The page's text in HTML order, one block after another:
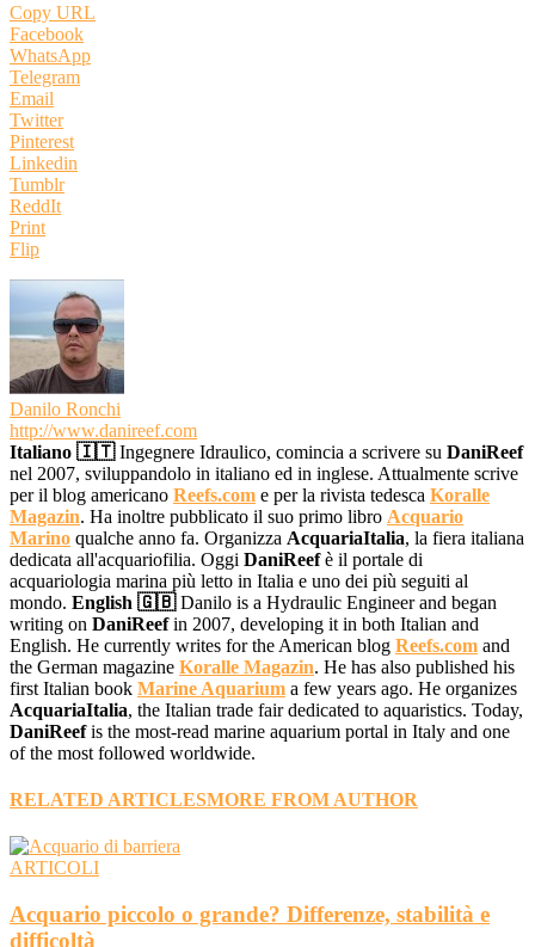
Copy URL
Facebook
WhatsApp
Telegram
Email
Twitter
Pinterest
Linkedin
Tumblr
ReddIt
Print
Flip
Danilo Ronchi
http://www.danireef.com
Italiano 🇮🇹Ingegnere Idraulico, comincia a scrivere su DaniReef
nel 2007, sviluppandolo in italiano ed in inglese. Attualmente scrive
per il blog americano Reefs.com e per la rivista tedesca Koralle
Magazin. Ha inoltre pubblicato il suo primo libro Acquario
Marino qualche anno fa. Organizza AcquariaItalia, la fiera italiana
dedicata all'acquariofilia. Oggi DaniReefè il portale di
acquariologia marina più letto in Italia e uno dei più seguiti al
mondo. English 🇬🇧Danilo is a Hydraulic Engineer and began
writing on DaniReefin 2007, developing it in both Italian and
English. He currently writes for the American blog Reefs.com and
the German magazine Koralle Magazin. He has also published his
first Italian book Marine Aquarium a few years ago. He organizes
AcquariaItalia, the Italian trade fair dedicated to aquaristics. Today,
DaniReefis the most-read marine aquarium portal in Italy and one
of the most followed worldwide.
RELATED ARTICLESMORE FROM AUTHOR
ARTICOLI
Acquario piccolo o grande? Differenze, stabilità e
difficoltà